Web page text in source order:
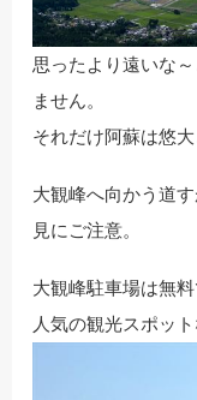
思ったより遠いな
ません。
それだけ阿蘇は悠大
大観峰へ向かう道
見にご注意。
大観峰駐車場は無
人気の観光スポッ